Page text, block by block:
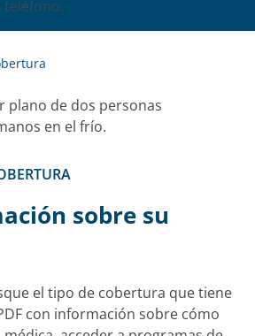
sobre su
el tipo de cobertura que tiene
con información sobre cómo